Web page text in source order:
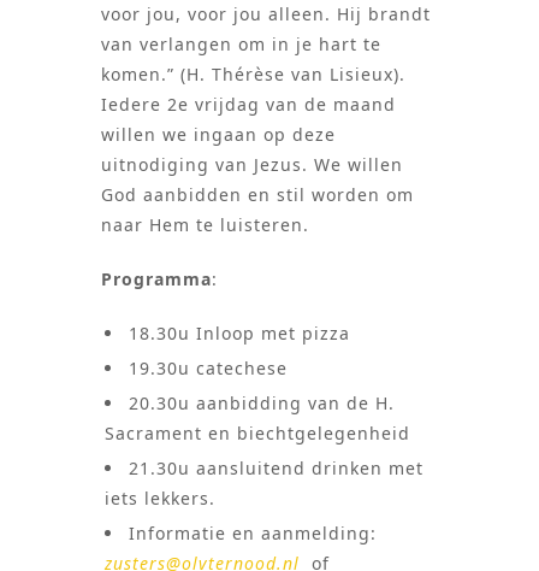
voor jou, voor jou alleen. Hij brandt
van verlangen om in je hart te
komen.” (H. Thérèse van Lisieux).
Iedere 2e vrijdag van de maand
willen we ingaan op deze
uitnodiging van Jezus. We willen
God aanbidden en stil worden om
naar Hem te luisteren.
Programma:
18.30u Inloop met pizza
19.30u catechese
20.30u aanbidding van de H.
Sacrament en biechtgelegenheid
21.30u aansluitend drinken met
iets lekkers.
Informatie en aanmelding:
zusters@olvternood.nl of